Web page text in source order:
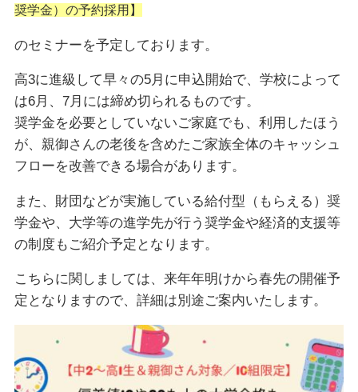
奨学金）の予約採用】
のセミナーを予定しております。
高3に進級して早々の5月に申込開始で、学校によって
は6月、7月には締め切られるものです。
奨学金を必要としていないご家庭でも、利用したほう
が、親御さんの老後を含めたご家族全体のキャッシュ
フローを改善できる場合があります。
また、財団などが実施している給付型（もらえる）奨
学金や、大学等の進学先が行う奨学金や経済的支援等
の制度もご紹介予定となります。
こちらに関しましては、来年年明けから春先の開催予
定となりますので、詳細は別途ご案内いたします。